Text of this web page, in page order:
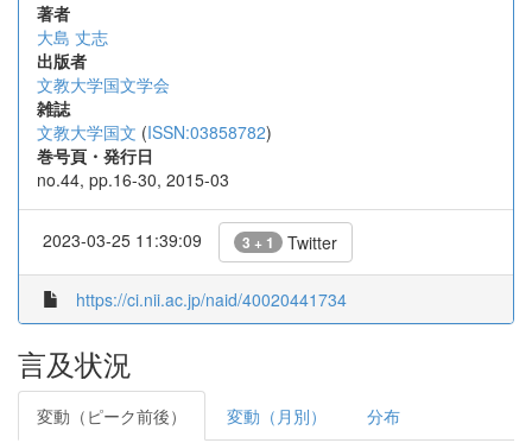
著者
大島 丈志
出版者
文教大学国文学会
雑誌
文教大学国文 (ISSN:03858782)
巻号頁・発行日
no.44, pp.16-30, 2015-03
2023-03-25 11:39:09 3 + 1 Twitter
https://ci.nii.ac.jp/naid/40020441734
言及状況
変動（ピーク前後） 変動（月別） 分布